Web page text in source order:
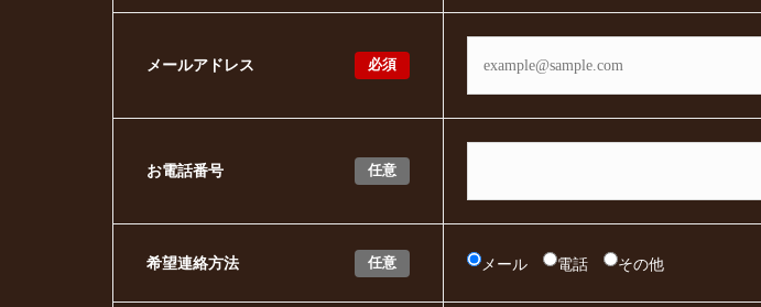
必須
メールアドレス
任意
お電話番号
任意
希望連絡方法 メール 電話 その他